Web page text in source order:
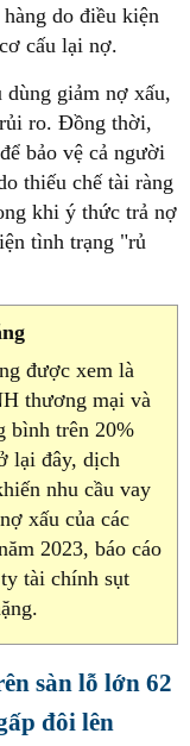
do điều kiện
cấu lại nợ.
giảm nợ xấu,
ro. Đồng thời,
bảo vệ cả người
thiếu chế tài ràng
khi ý thức trả nợ
tình trạng "rủ
được xem là
thương mại và
bình trên 20%
lại đây, dịch
nhu cầu vay
xấu của các
2023, báo cáo
tài chính sụt
sàn lỗ lớn 62
đôi lên